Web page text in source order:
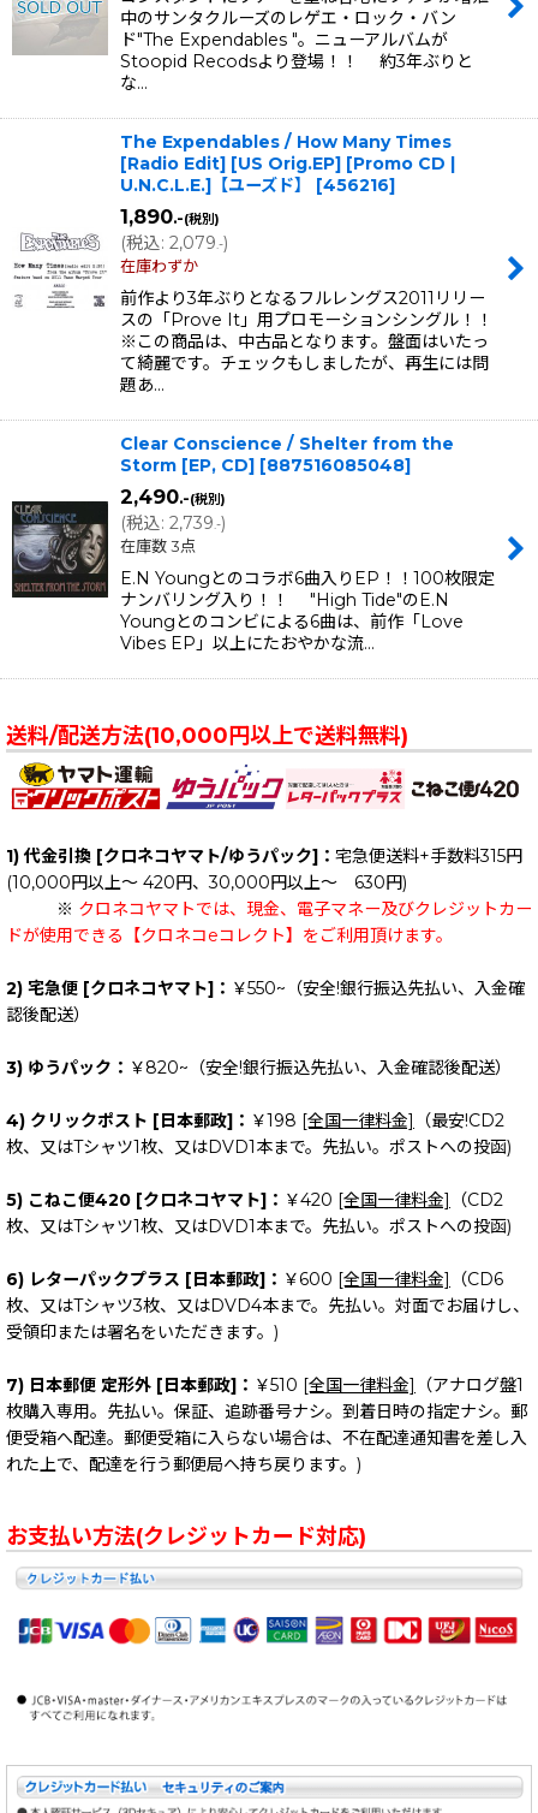
中のサンタクルーズのレゲエ・ロック・バン
ド"The Expendables "。ニューアルバムが
Stoopid Recodsより登場！！ 約3年ぶりと
な…
The Expendables / How Many Times
[Radio Edit] [US Orig.EP] [Promo CD |
U.N.C.L.E.]【ユーズド】
[456216]
1,890.-(税別)
(税込: 2,079.-)
在庫わずか
前作より3年ぶりとなるフルレングス2011リリー
スの「Prove It」用プロモーションシングル！！
※この商品は、中古品となります。盤面はいたっ
て綺麗です。チェックもしましたが、再生には問
題あ…
Clear Conscience / Shelter from the
Storm [EP, CD] [887516085048]
2,490.-(税別)
(税込: 2,739.-)
在庫数 3点
E.N Youngとのコラボ6曲入りEP！！100枚限定
ナンバリング入り！！ "High Tide"のE.N
Youngとのコンビによる6曲は、前作「Love
Vibes EP」以上にたおやかな流…
送料/配送方法(10,000円以上で送料無料)
1) 代金引換 [クロネコヤマト/ゆうパック]： 宅急便送料+手数料315円
(10,000円以上～ 420円、30,000円以上～ 630円)
※ クロネコヤマトでは、現金、電子マネー及びクレジットカー
ドが使用できる【クロネコeコレクト】をご利用頂けます。
2) 宅急便 [クロネコヤマト]： ￥550~（安全!銀行振込先払い、入金確
認後配送）
3) ゆうパック： ￥820~（安全!銀行振込先払い、入金確認後配送）
4) クリックポスト [日本郵政]： ￥198 [全国一律料金]
（最安!CD2
枚、又はTシャツ1枚、又はDVD1本まで。先払い。ポストへの投函)
5) こねこ便420 [クロネコヤマト]： ￥420 [全国一律料金]
（CD2
枚、又はTシャツ1枚、又はDVD1本まで。先払い。ポストへの投函)
6) レターパックプラス [日本郵政]： ￥600 [全国一律料金]
（CD6
枚、又はTシャツ3枚、又はDVD4本まで。先払い。対面でお届けし、
受領印または署名をいただきます。)
7) 日本郵便 定形外 [日本郵政]： ￥510 [全国一律料金]
（アナログ盤1
枚購入専用。先払い。保証、追跡番号ナシ。到着日時の指定ナシ。郵
便受箱へ配達。郵便受箱に入らない場合は、不在配達通知書を差し入
れた上で、配達を行う郵便局へ持ち戻ります。)
お支払い方法(クレジットカード対応)